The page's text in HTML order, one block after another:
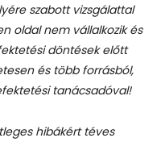
szabott vizsgálattal
oldal nem vállalkozik és
döntések előtt
és több forrásból,
tanácsadóval!
hibákért téves